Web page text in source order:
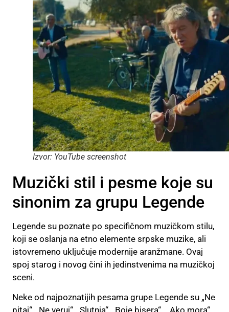
Izvor: YouTube screenshot
Muzički stil i pesme koje su
sinonim za grupu Legende
Legende su poznate po specifičnom muzičkom stilu,
koji se oslanja na etno elemente srpske muzike, ali
istovremeno uključuje modernije aranžmane. Ovaj
spoj starog i novog čini ih jedinstvenima na muzičkoj
sceni.
Neke od najpoznatijih pesama grupe Legende su „Ne